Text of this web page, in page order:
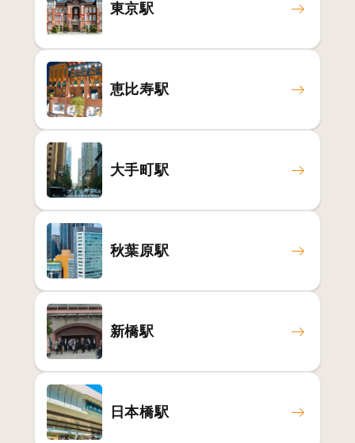
東京駅
恵比寿駅
大手町駅
秋葉原駅
新橋駅
日本橋駅